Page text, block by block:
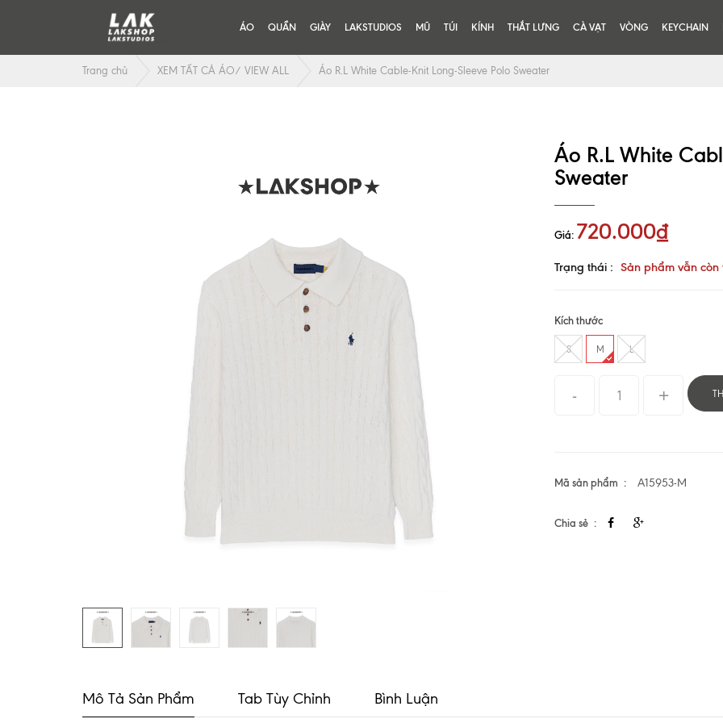
ÁO QUẦN GIÀY LAKSTUDIOS MŨ TÚI KÍNH THẮT LƯNG CÀ VẠT VÒNG KEYCHAIN
Trang chủ XEM TẤT CẢ ÁO/ VIEW ALL Áo R.L White Cable-Knit Long-Sleeve Polo Sweater
Áo R.L White
Sweater
Giá: 720.000₫
Trạng thái : Sản phẩm vẫn
Kích thước
S M L
Mã sản phẩm A15953-M
Chia sẻ
Mô Tả Sản Phẩm Tab Tùy Chỉnh Bình Luận